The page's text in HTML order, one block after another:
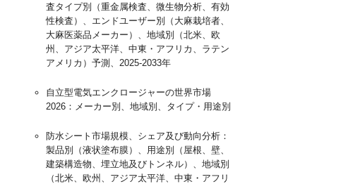
査タイプ別（重金属検査、微生物分析、有効
性検査）、エンドユーザー別（大麻栽培者、
大麻医薬品メーカー）、地域別（北米、欧
州、アジア太平洋、中東・アフリカ、ラテン
アメリカ）予測、2025-2033年
自立型電気エンクロージャーの世界市場
2026：メーカー別、地域別、タイプ・用途別
防水シート市場規模、シェア及び動向分析：
製品別（液状塗布膜）、用途別（屋根、壁、
建築構造物、埋立地及びトンネル）、地域別
（北米、欧州、アジア太平洋、中東・アフリ